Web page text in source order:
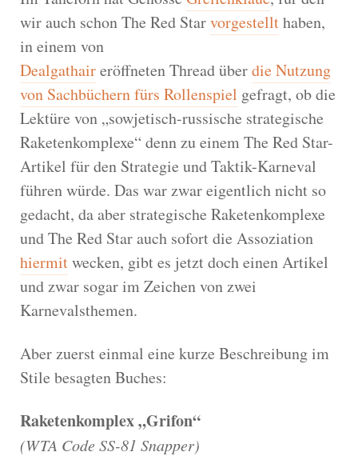
wir auch schon The Red Starvorgestellthaben,
in einem von
Dealgathaireröffneten Thread überdie Nutzung
von Sachbüchern fürs Rollenspiel gefragt, ob die
Lektüre von „sowjetisch-russische strategische
Raketenkomplexe“ denn zu einem The Red Star-
Artikel für den Strategie und Taktik-Karneval
führen würde. Das war zwar eigentlich nicht so
gedacht, da aber strategische Raketenkomplexe
und The Red Star auch sofort die Assoziation
hiermitwecken, gibt es jetzt doch einen Artikel
und zwar sogar im Zeichen von zwei
Karnevalsthemen.
Aber zuerst einmal eine kurze Beschreibung im
Stile besagten Buches:
Raketenkomplex „Grifon“
(WTA Code SS-81 Snapper)